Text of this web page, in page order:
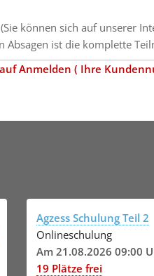
können sich auf unserer
ist die komplette
Anmelden ( Ihre
Agzess Schulung Teil 2
Onlineschulung
Am 21.08.2026 09:00
19 Plätze frei